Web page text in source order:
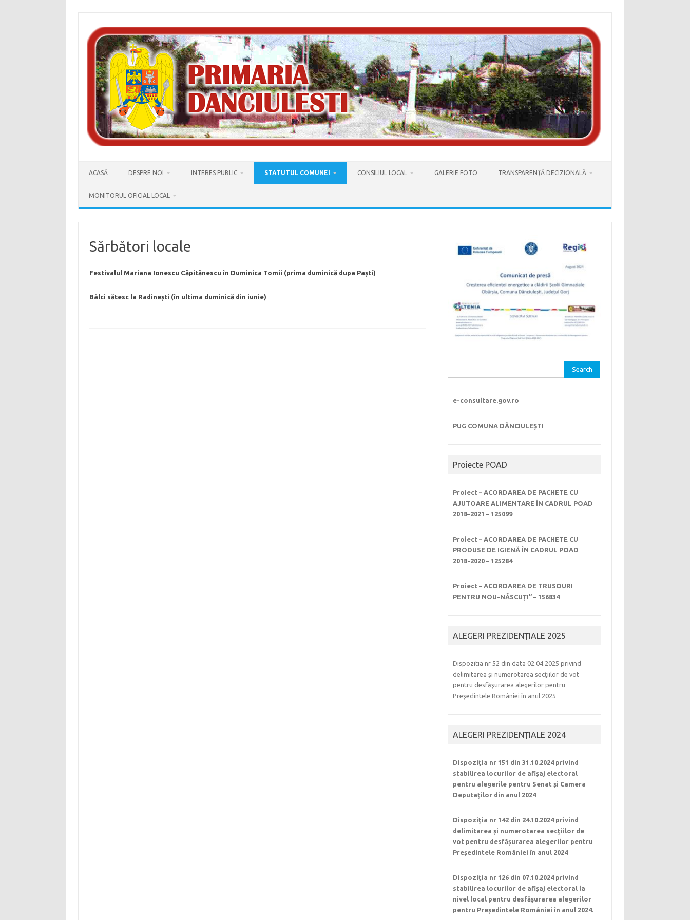
content
ACASĂ DESPRE NOI INTERES PUBLIC STATUTUL COMUNEI CONSILIUL LOCAL GALERIE FOTO TRANSPARENȚĂ DECIZIONALĂ
MONITORUL OFICIAL LOCAL
Sărbători locale
Festivalul Mariana Ionescu Căpitănescu în Duminica Tomii (prima duminică dupa Paști)
Bâlci sătesc la Radinești (în ultima duminică din iunie)
for:
e-consultare.gov.ro
PUG COMUNA DĂNCIULEȘTI
Proiecte POAD
Proiect – ACORDAREA DE PACHETE CU
AJUTOARE ALIMENTARE ÎN CADRUL POAD
2018–2021 – 125099
Proiect – ACORDAREA DE PACHETE CU
PRODUSE DE IGIENĂ ÎN CADRUL POAD
2018-2020 – 125284
Proiect – ACORDAREA DE TRUSOURI
PENTRU NOU-NĂSCUȚI” – 156834
ALEGERI PREZIDENŢIALE 2025
Dispozitia nr 52 din data 02.04.2025 privind
delimitarea şi numerotarea secţiilor de vot
pentru desfăşurarea alegerilor pentru
Preşedintele României în anul 2025
ALEGERI PREZIDENȚIALE 2024
Dispoziția nr 151 din 31.10.2024 privind
stabilirea locurilor de afișaj electoral
pentru alegerile pentru Senat și Camera
Deputaților din anul 2024
Dispoziția nr 142 din 24.10.2024 privind
delimitarea și numerotarea secțiilor de
vot pentru desfășurarea alegerilor pentru
Președintele României în anul 2024
Dispoziția nr 126 din 07.10.2024 privind
stabilirea locurilor de afișaj electoral la
nivel local pentru desfășurarea alegerilor
pentru Președintele României în anul 2024.